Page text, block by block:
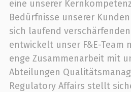
eine unserer
Bedürfnisse unserer
sich laufend
entwickelt unser F&E-Team
enge Zusammenarbeit mit
Abteilungen
Regulatory Affairs stellt